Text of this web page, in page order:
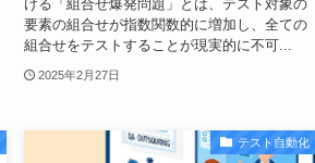
ける「組合せ爆発問題」とは、テスト対象の
要素の組合せが指数関数的に増加し、全ての
組合せをテストすることが現実的に不可...
2025年2月27日
テスト自動化